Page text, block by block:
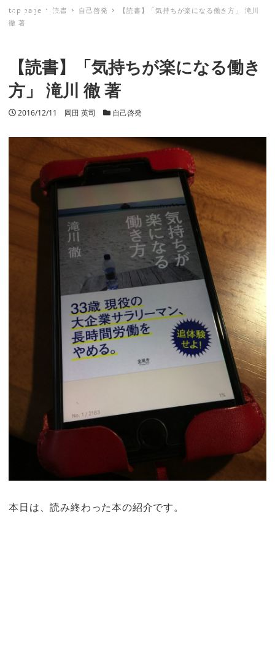
ミナトノキズナ
top page 読書 自己啓発
【読書】「気持ちが楽になる働き方」 滝川
徹 著
【読書】「気持ちが楽になる働き
方」 滝川 徹 著
投稿日
2016/12/11 著者
岡田 英司 カテゴリー
自己啓発
本日は、読み終わった本の紹介です。